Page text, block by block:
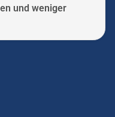
und weniger